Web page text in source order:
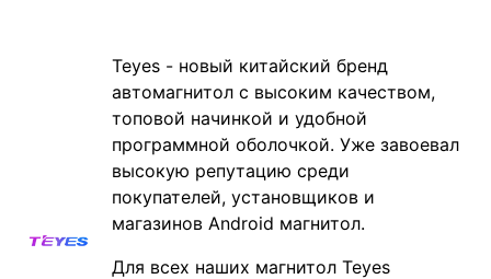
Teyes - новый китайский бренд
автомагнитол с высоким качеством,
топовой начинкой и удобной
программной оболочкой. Уже завоевал
высокую репутацию среди
покупателей, установщиков и
магазинов Android магнитол.
Для всех наших магнитол Teyes